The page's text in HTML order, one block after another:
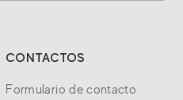
CONTACTOS
Formulario de contacto